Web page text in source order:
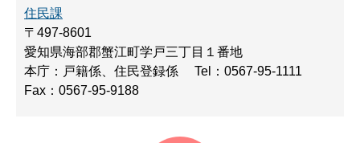
住民課
〒497-8601
愛知県海部郡蟹江町学戸三丁目１番地
本庁：戸籍係、住民登録係
Tel：0567-95-1111
Fax：0567-95-9188